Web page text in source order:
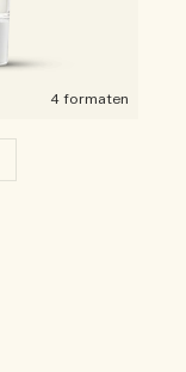
4 formaten